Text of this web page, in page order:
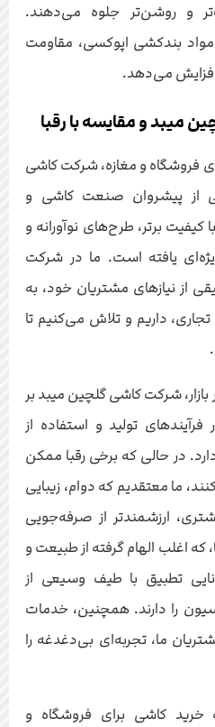
و روشن‌تر جلوه می‌دهند.
بندکشی اپوکسی، مقاومت
افزایش می‌دهد.
میبد و مقایسه با رقبا
فروشگاه و مغازه، شرکت کاشی
از پیشروان صنعت کاشی و
کیفیت برتر، طرح‌های نوآورانه و
یافته است. ما در شرکت
از نیازهای مشتریان خود، به
داریم و تلاش می‌کنیم تا
بازار، شرکت کاشی گلچین میبد بر
تولید و استفاده از
در حالی که برخی رقبا ممکن
ما معتقدیم که دوام، زیبایی
ارزشمندتر از صرفه‌جویی
اغلب الهام گرفته از طبیعت و
تطبیق با طیف وسیعی از
را دارند. همچنین، خدمات
ما، تجربه‌ای بی‌دغدغه را
کاشی برای فروشگاه و